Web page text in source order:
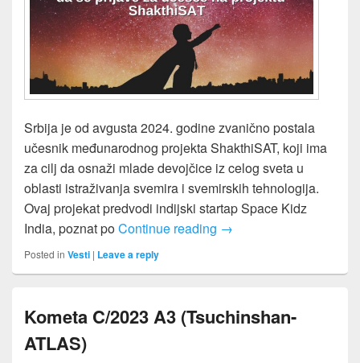
Srbija je od avgusta 2024. godine zvanično postala
učesnik međunarodnog projekta ShakthiSAT, koji ima
za cilj da osnaži mlade devojčice iz celog sveta u
oblasti istraživanja svemira i svemirskih tehnologija.
Ovaj projekat predvodi indijski startap Space Kidz
India, poznat poContinue reading Otvoren poziv za
→
Posted in Vesti | Leave a reply
Kometa C/2023 A3 (Tsuchinshan-
ATLAS)